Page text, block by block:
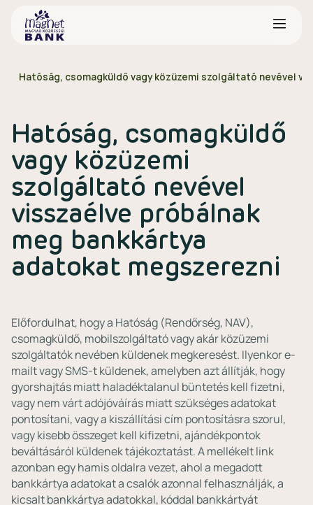
Hatóság, csomagküldő vagy közüzemi szolgáltató nevével
Hatóság, csomagküldő
vagy közüzemi
szolgáltató nevével
visszaélve próbálnak
meg bankkártya
adatokat megszerezni
Előfordulhat, hogy a Hatóság (Rendőrség, NAV),
csomagküldő, mobilszolgáltató vagy akár közüzemi
szolgáltatók nevében küldenek megkeresést. Ilyenkor e-
mailt vagy SMS-t küldenek, amelyben azt állítják, hogy
gyorshajtás miatt haladéktalanul büntetés kell fizetni,
vagy nem várt adójóváírás miatt szükséges adatokat
pontosítani, vagy a kiszállítási cím pontosításra szorul,
vagy kisebb összeget kell kifizetni, ajándékpontok
beváltásáról küldenek tájékoztatást. A mellékelt link
azonban egy hamis oldalra vezet, ahol a megadott
bankkártya adatokat a csalók azonnal felhasználják, a
kicsalt bankkártya adatokkal, kóddal bankkártyát